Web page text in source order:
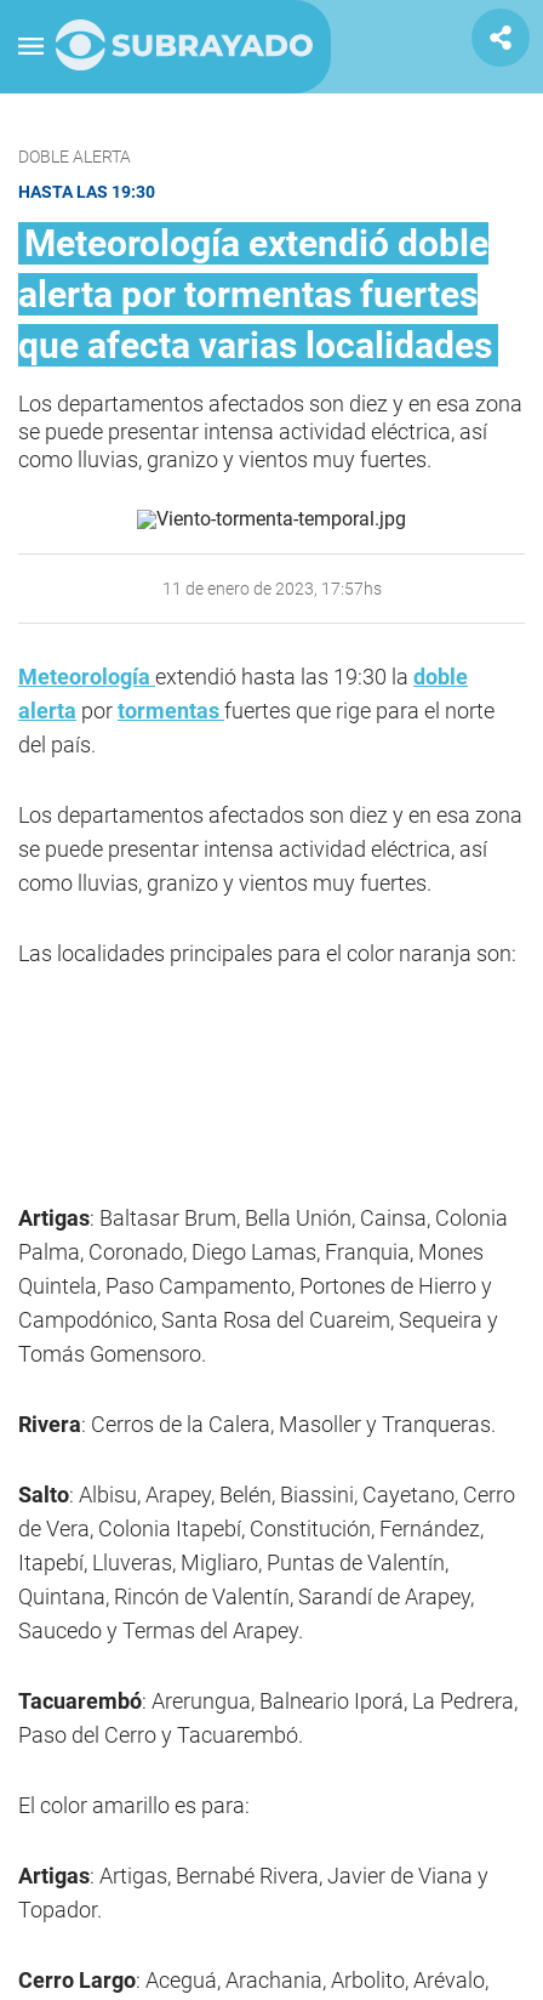
DOBLE ALERTA
HASTA LAS 19:30
Meteorología extendió doble
alerta por tormentas fuertes
que afecta varias localidades
Los departamentos afectados son diez y en esa zona
se puede presentar intensa actividad eléctrica, así
como lluvias, granizo y vientos muy fuertes.
11 de enero de 2023, 17:57hs
Meteorología extendió hasta las 19:30 la doble
alerta portormentasfuertes que rige para el norte
del país.
Los departamentos afectados son diez y en esa zona
se puede presentar intensa actividad eléctrica, así
como lluvias, granizo y vientos muy fuertes.
Las localidades principales para el color naranja son:
Artigas: Baltasar Brum, Bella Unión, Cainsa, Colonia
Palma, Coronado, Diego Lamas, Franquia, Mones
Quintela, Paso Campamento, Portones de Hierro y
Campodónico, Santa Rosa del Cuareim, Sequeira y
Tomás Gomensoro.
Rivera: Cerros de la Calera, Masoller y Tranqueras.
Salto: Albisu, Arapey, Belén, Biassini, Cayetano, Cerro
de Vera, Colonia Itapebí, Constitución, Fernández,
Itapebí, Lluveras, Migliaro, Puntas de Valentín,
Quintana, Rincón de Valentín, Sarandí de Arapey,
Saucedo y Termas del Arapey.
Tacuarembó: Arerungua, Balneario Iporá, La Pedrera,
Paso del Cerro y Tacuarembó.
El color amarillo es para:
Artigas: Artigas, Bernabé Rivera, Javier de Viana y
Topador.
Cerro Largo: Aceguá, Arachania, Arbolito, Arévalo,